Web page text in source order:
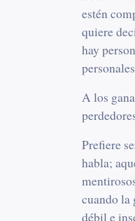
estén
quiere
hay
A los
Prefiere
habla;
cuando la
débil e